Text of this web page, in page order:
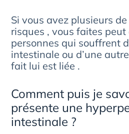
Si vous avez plusieurs
risques , vous faites
personnes qui souffrent
intestinale ou d’une
fait lui est liée .
Comment puis je
présente une
intestinale ?